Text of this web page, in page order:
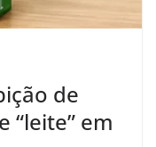
de
“leite” em